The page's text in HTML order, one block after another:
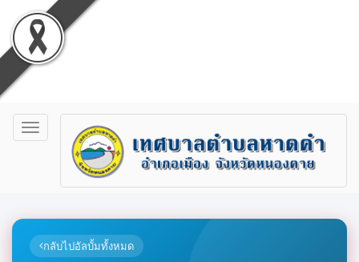
Toggle
navigation
กลับไปอัลบั้มทั้งหมด